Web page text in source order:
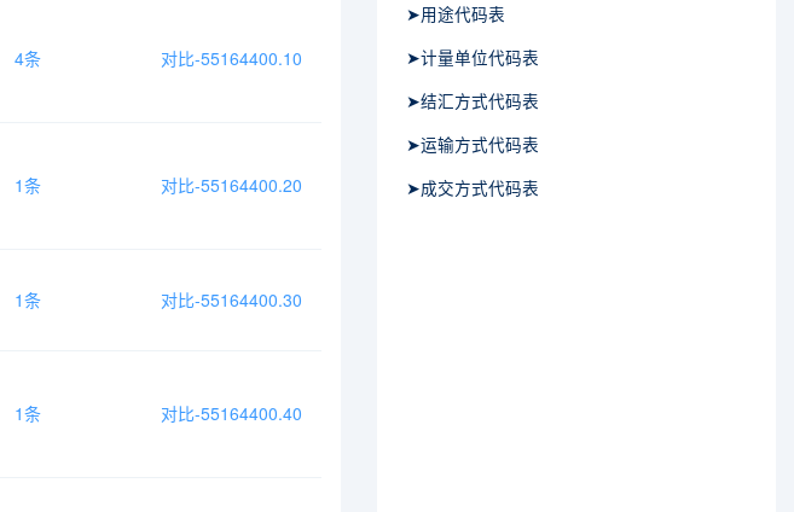
4条 对比-55164400.10
1条 对比-55164400.20
1条 对比-55164400.30
1条 对比-55164400.40
➤用途代码表
➤计量单位代码表
➤结汇方式代码表
➤运输方式代码表
➤成交方式代码表